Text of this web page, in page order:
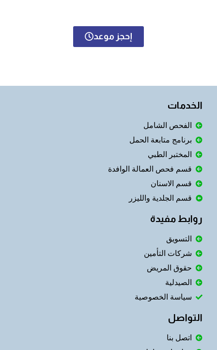
إحجز موعد
الخدمات
الفحص الشامل
برنامج متابعة الحمل
المختبر الطبي
قسم فحص العمالة الوافدة
قسم الاسنان
قسم الجلدية والليزر
روابط مفيدة
التسويق
شركات التأمين
حقوق المريض
الصيدلية
سياسة الخصوصية
التواصل
اتصل بنا